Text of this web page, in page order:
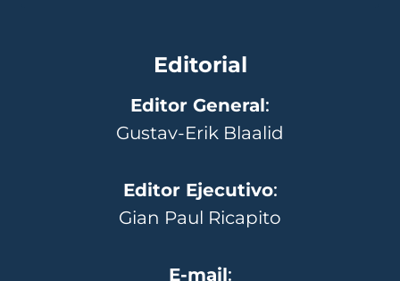
Editorial
Editor General:
Gustav-Erik Blaalid
Editor Ejecutivo:
Gian Paul Ricapito
E-mail: